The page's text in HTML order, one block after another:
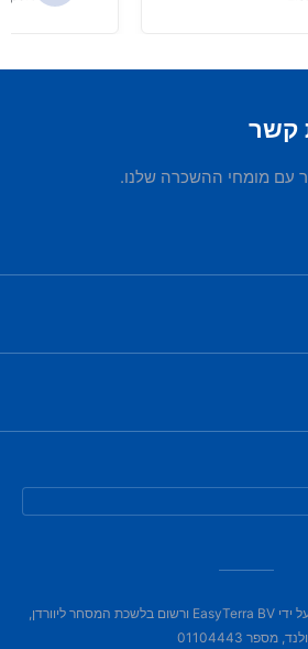
קשר
עם מומחי ההשכרה שלנו.
אתר זה הוא בבעלות ומופעל על ידי EasyTerra BV ורשום בלשכת המסחר ליוורדן,
מספר 01104443